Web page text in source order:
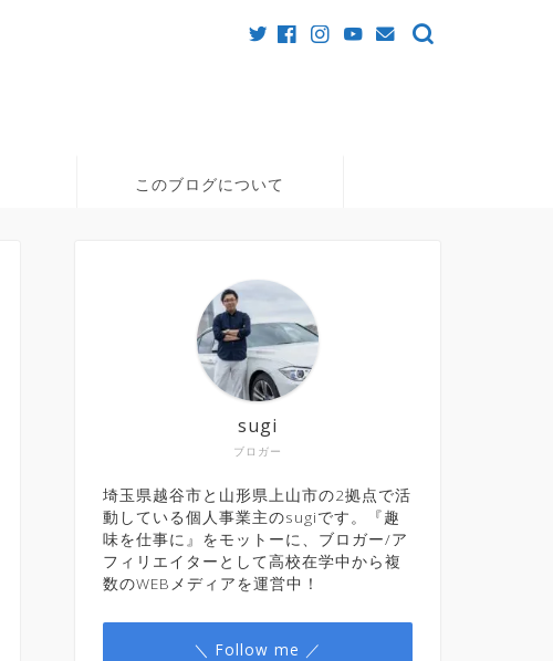
このブログについて
ブロガー
sugi
埼玉県越谷市と山形県上山市の2拠点で活
動している個人事業主のsugiです。『趣
味を仕事に』をモットーに、ブロガー/ア
フィリエイターとして高校在学中から複
数のWEBメディアを運営中！
＼ Follow me ／